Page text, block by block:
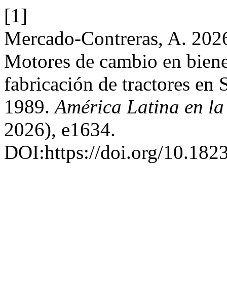
[1]
Mercado-Contreras, A.
Motores de cambio en
fabricación de tractores en
1989.América Latina en
2026), e1634.
DOI:https://doi.org/